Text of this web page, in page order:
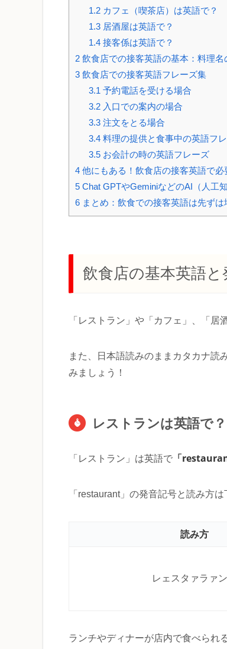
1.2カフェ（喫茶店）は英語で？
1.3居酒屋は英語で？
1.4接客係は英語で？
2 飲食店での接客英語の基本：料理名
3 飲食店での接客英語フレーズ集
3.1 予約電話を受ける場合
3.2入口での案内の場合
3.3注文をとる場合
3.4料理の提供と食事中の英語フ
3.5お会計の時の英語フレーズ
4 他にもある！飲食店の接客英語で必
5 Chat GPTやGeminiなどのAI（人工
6 まとめ：飲食での接客英語は先ずは
飲食店の基本英語と
「レストラン」や「カフェ」、「居
また、日本語読みのままカタカナ読
みましょう！
レストランは英語で？
「レストラン」は英語で 「
「restaurant」の発音記号と読み方は
読み方
レェスタァラァ
ランチやディナーが店内で食べられ